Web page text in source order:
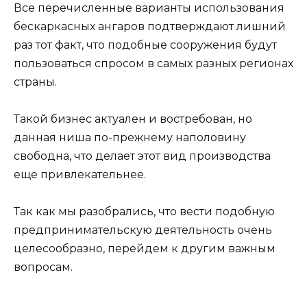
Все перечисленные варианты использования
бескаркасных ангаров подтверждают лишний
раз тот факт, что подобные сооружения будут
пользоваться спросом в самых разных регионах
страны.
Такой бизнес актуален и востребован, но
данная ниша по-прежнему наполовину
свободна, что делает этот вид производства
еще привлекательнее.
Так как мы разобрались, что вести подобную
предпринимательскую деятельность очень
целесообразно, перейдем к другим важным
вопросам.